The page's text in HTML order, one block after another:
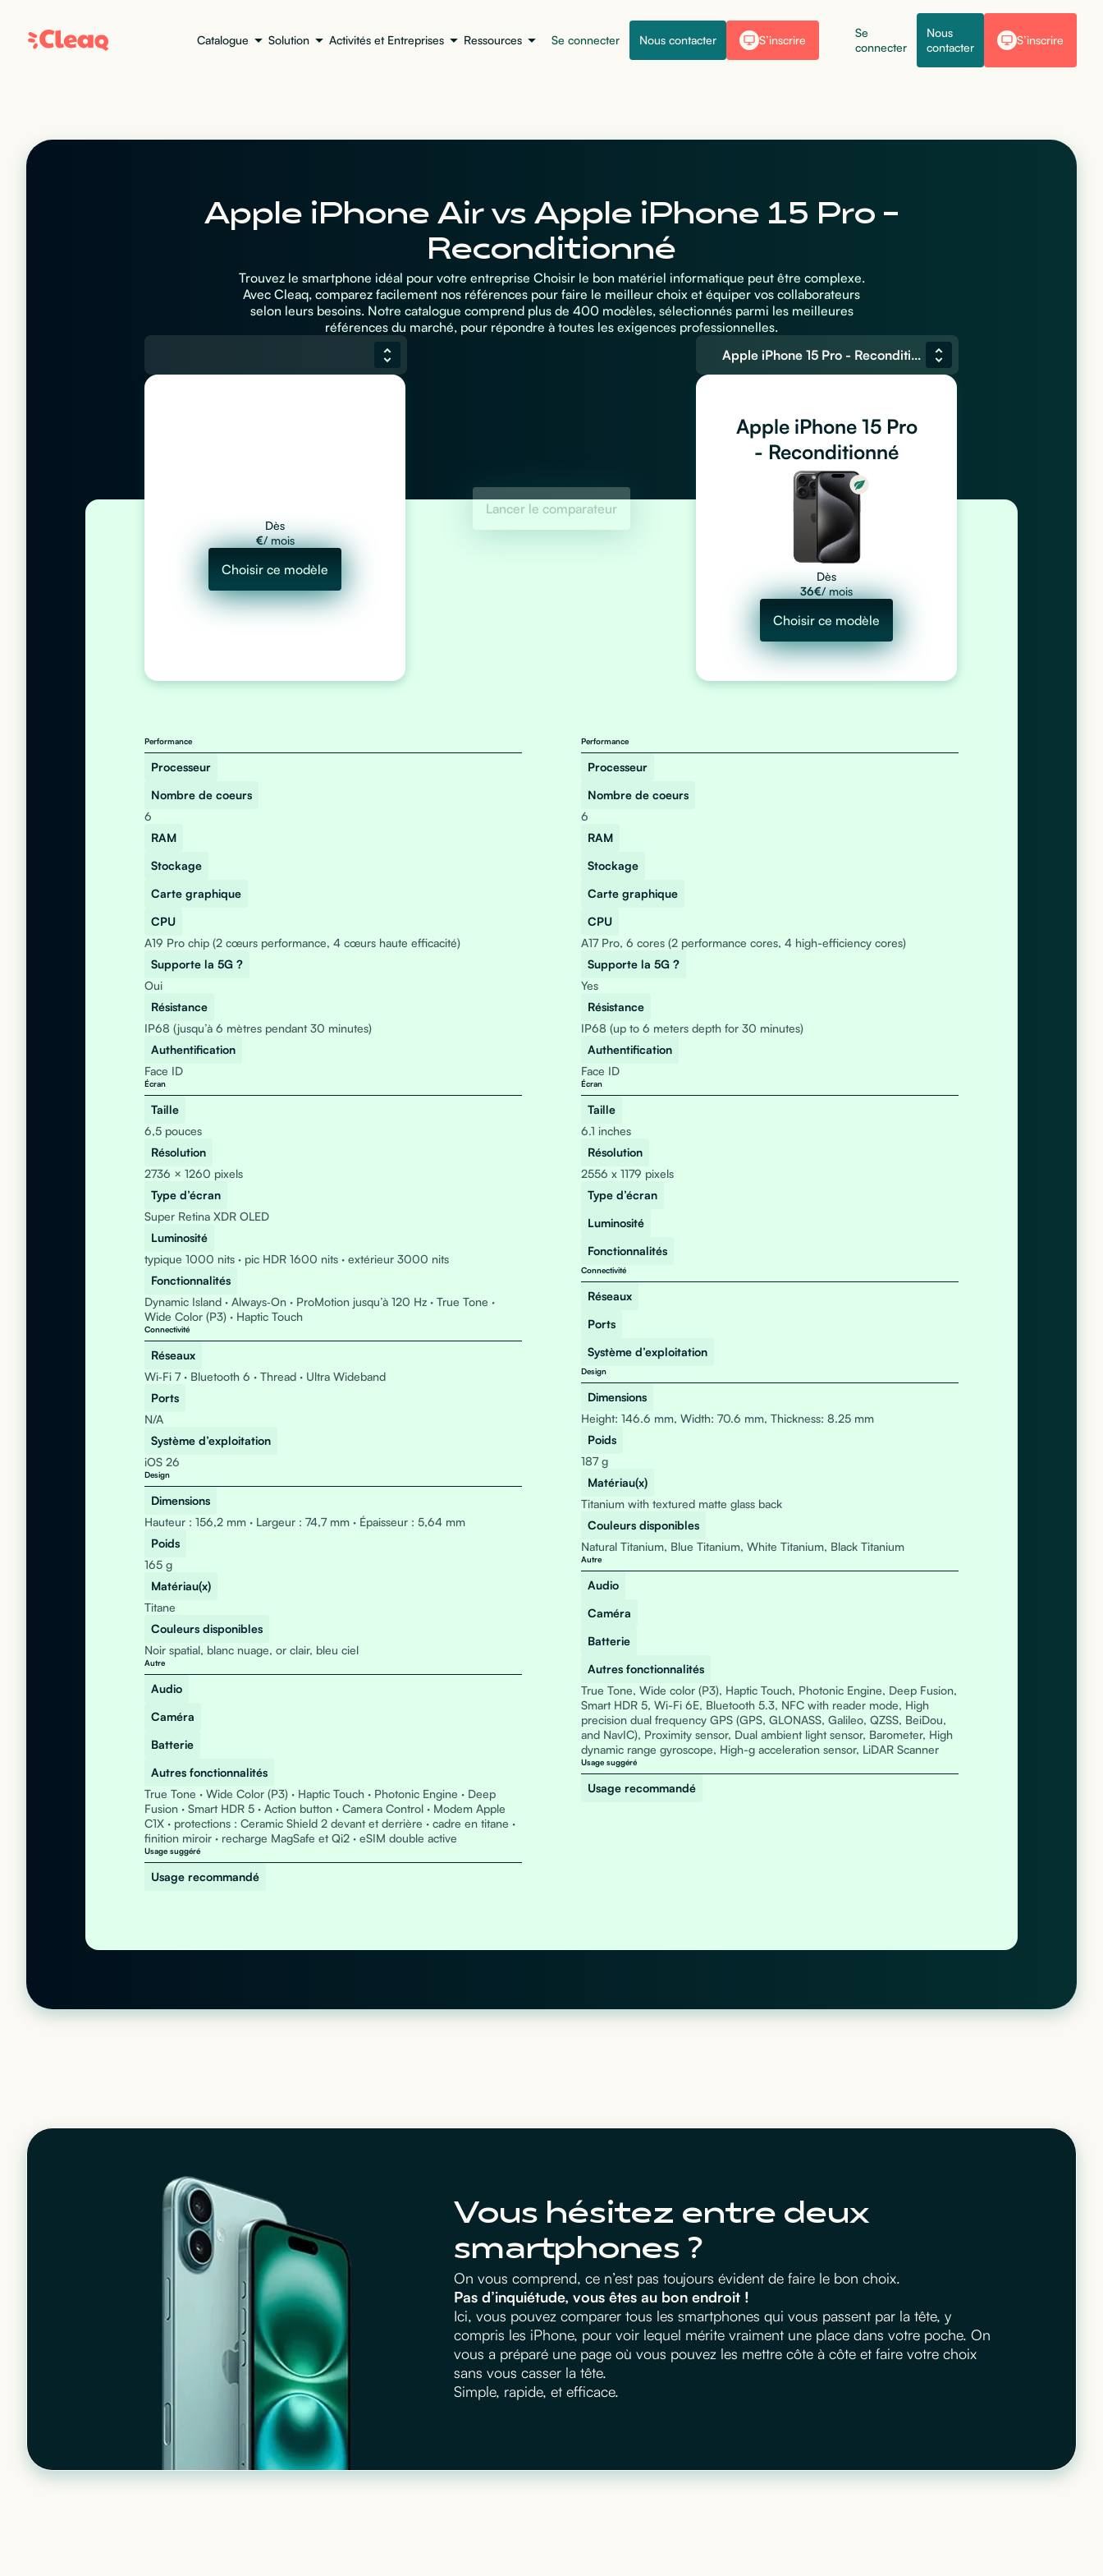
Catalogue Solution Activités et Entreprises Ressources Se connecter Nous contacter S’inscrire
Se
connecter
Nous
contacter
S’inscrire
Apple iPhone Air vs Apple iPhone 15 Pro -
Reconditionné
Trouvez le smartphone idéal pour votre entreprise Choisir le bon matériel informatique peut être complexe.
Avec Cleaq, comparez facilement nos références pour faire le meilleur choix et équiper vos collaborateurs
selon leurs besoins. Notre catalogue comprend plus de 400 modèles, sélectionnés parmi les meilleures
références du marché, pour répondre à toutes les exigences professionnelles.
Dès
€/ mois
Choisir ce modèle
Lancer le comparateur
Apple iPhone 15 Pro - Reconditionné
Apple iPhone 15 Pro
- Reconditionné
Dès
36€/ mois
Choisir ce modèle
Performance
Processeur
Nombre de coeurs
6
RAM
Stockage
Carte graphique
CPU
A19 Pro chip (2 cœurs performance, 4 cœurs haute efficacité)
Supporte la 5G ?
Oui
Résistance
IP68 (jusqu’à 6 mètres pendant 30 minutes)
Authentification
Face ID
Écran
Taille
6,5 pouces
Résolution
2736 × 1260 pixels
Type d’écran
Super Retina XDR OLED
Luminosité
typique 1000 nits · pic HDR 1600 nits · extérieur 3000 nits
Fonctionnalités
Dynamic Island · Always‑On · ProMotion jusqu’à 120 Hz · True Tone ·
Wide Color (P3) · Haptic Touch
Connectivité
Réseaux
Wi‑Fi 7 · Bluetooth 6 · Thread · Ultra Wideband
Ports
N/A
Système d’exploitation
iOS 26
Design
Dimensions
Hauteur : 156,2 mm · Largeur : 74,7 mm · Épaisseur : 5,64 mm
Poids
165 g
Matériau(x)
Titane
Couleurs disponibles
Noir spatial, blanc nuage, or clair, bleu ciel
Autre
Audio
Caméra
Batterie
Autres fonctionnalités
True Tone · Wide Color (P3) · Haptic Touch · Photonic Engine · Deep
Fusion · Smart HDR 5 · Action button · Camera Control · Modem Apple
C1X · protections : Ceramic Shield 2 devant et derrière · cadre en titane ·
finition miroir · recharge MagSafe et Qi2 · eSIM double active
Usage suggéré
Usage recommandé
Performance
Processeur
Nombre de coeurs
6
RAM
Stockage
Carte graphique
CPU
A17 Pro, 6 cores (2 performance cores, 4 high-efficiency cores)
Supporte la 5G ?
Yes
Résistance
IP68 (up to 6 meters depth for 30 minutes)
Authentification
Face ID
Écran
Taille
6.1 inches
Résolution
2556 x 1179 pixels
Type d’écran
Luminosité
Fonctionnalités
Connectivité
Réseaux
Ports
Système d’exploitation
Design
Dimensions
Height: 146.6 mm, Width: 70.6 mm, Thickness: 8.25 mm
Poids
187 g
Matériau(x)
Titanium with textured matte glass back
Couleurs disponibles
Natural Titanium, Blue Titanium, White Titanium, Black Titanium
Autre
Audio
Caméra
Batterie
Autres fonctionnalités
True Tone, Wide color (P3), Haptic Touch, Photonic Engine, Deep Fusion,
Smart HDR 5, Wi-Fi 6E, Bluetooth 5.3, NFC with reader mode, High
precision dual frequency GPS (GPS, GLONASS, Galileo, QZSS, BeiDou,
and NavIC), Proximity sensor, Dual ambient light sensor, Barometer, High
dynamic range gyroscope, High-g acceleration sensor, LiDAR Scanner
Usage suggéré
Usage recommandé
Vous hésitez entre deux
smartphones ?
On vous comprend, ce n’est pas toujours évident de faire le bon choix.
Pas d’inquiétude, vous êtes au bon endroit !
Ici, vous pouvez comparer tous les smartphones qui vous passent par la tête, y
compris les iPhone, pour voir lequel mérite vraiment une place dans votre poche. On
vous a préparé une page où vous pouvez les mettre côte à côte et faire votre choix
sans vous casser la tête.
Simple, rapide, et efficace.